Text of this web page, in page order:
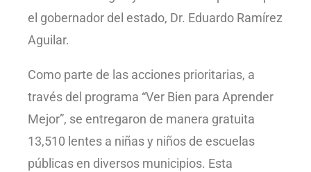
el gobernador del estado, Dr. Eduardo Ramírez
Aguilar.
Como parte de las acciones prioritarias, a
través del programa “Ver Bien para Aprender
Mejor”, se entregaron de manera gratuita
13,510 lentes a niñas y niños de escuelas
públicas en diversos municipios. Esta